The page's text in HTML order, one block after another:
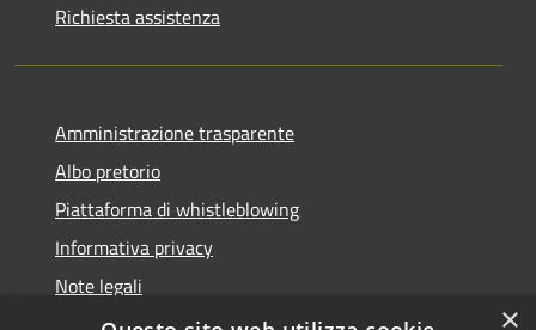
Richiesta assistenza
Amministrazione trasparente
Albo pretorio
Piattaforma di whistleblowing
Informativa privacy
Note legali
Dichiarazione di accessibilità
×